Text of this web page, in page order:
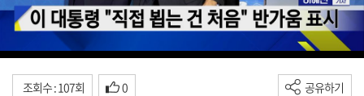
조회수 : 107회 0 공유하기